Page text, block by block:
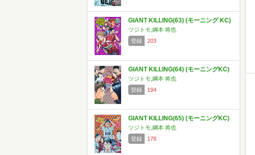
GIANT KILLING(63) (モーニング KC)
ツジトモ,綱本 将也
登録
203
GIANT KILLING(64) (モーニングKC)
ツジトモ,綱本 将也
登録
194
GIANT KILLING(65) (モーニングKC)
ツジトモ,綱本 将也
登録
178